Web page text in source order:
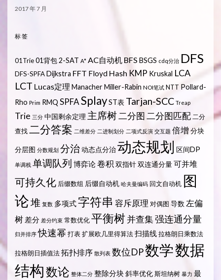
2017 年 7 月
标签
01Trie01背包2-SAT A* AC自动机 BFS BSGS cdq分治 DFS
DFS-SPFADijkstra FFT Floyd Hash KMP Kruskal LCA
LCT Lucas定理 ManacherMiller-Rabin NOI笔试 NTT Pollard-
Rho Prim RMQ SPFASplayST表 Tarjan-SCC Treap
Trie 三分 中国剩余定理 主席树二分图 二分图匹配 二分
查找二分答案 二维差分 二进制划分 二项式反演 交互题 倍增 分块
分层图 分数规划 分治动态点分治动态规划 区间DP
单调栈 单调队列 博弈论卷积 双指针双连通分量可并堆
可持久化 后缀数组 后缀自动机 哈夫曼编码 回文自动机 图
论堆 复数 多项式字符串 容斥原理 对偶图 导数 左偏
树 差分 差分约束 常数优化平衡树并查集强连通分量
归并排序 快速幂 打表扩展欧几里得算法扫描线 拉格朗日乘数法
拉格朗日插值法拓扑排序 散列表 数位DP数学数据
结构数论 整体二分 整除分块斜率优化斯坦纳树 暴力 最